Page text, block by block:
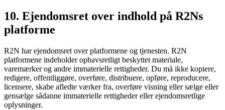
10. Ejendomsret over indhold på R2Ns
platforme
R2N har ejendomsret over platformene og tjenesten. R2N
platformene indeholder ophavsretligt beskyttet materiale,
varemærker og andre immaterielle rettigheder. Du må ikke kopiere,
redigere, offentliggøre, overføre, distribuere, opføre, reproducere,
licensere, skabe afledte værker fra, overføre visning eller sælge eller
gensælge sådanne immaterielle rettigheder eller ejendomsretlige
oplysninger.